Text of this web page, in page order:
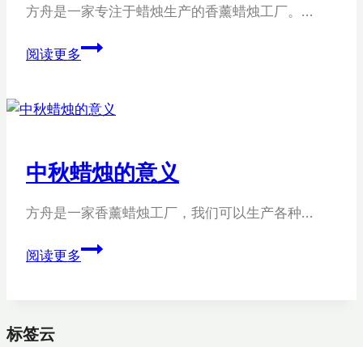
方舟是一家专注于蜡烛生产的香薰蜡烛工厂。…
阅读更多创
烛
中
中秋蜡烛的意义
方舟是一家香薰蜡烛工厂，我们可以生产各种…
阅读更多中
标签云